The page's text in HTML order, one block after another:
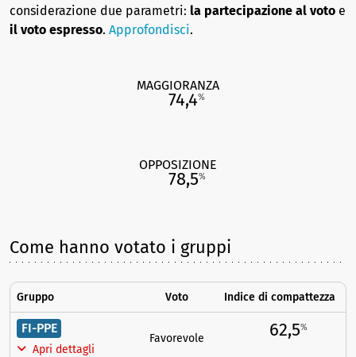
considerazione due parametri: la partecipazione al voto e
il voto espresso. Approfondisci.
MAGGIORANZA
74,4%
OPPOSIZIONE
78,5%
Come hanno votato i gruppi
Gruppo Voto Indice di compattezza
FI-PPE
Apri dettagli
Favorevole 62,5%